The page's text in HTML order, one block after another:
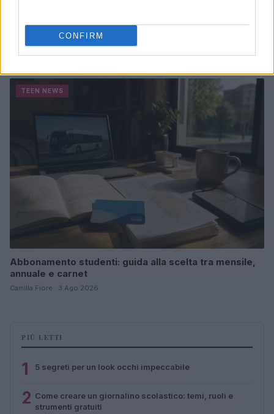
CONFIRM
Guida al giornalino teen: linea editoriale, ruoli e
strumenti gratis
TEEN NEWS
Abbonamento studenti: guida alla scelta tra mensile,
annuale e carnet
Camilla Fiore · 3 Ago 2026
PIÙ LETTI
1 5 segreti per un look occhi impeccabile
2 Come creare un giornalino scolastico: temi, ruoli e
strumenti gratuiti